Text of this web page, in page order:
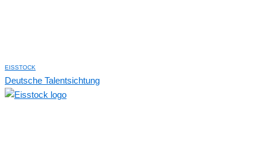
EISSTOCK
Deutsche Talentsichtung